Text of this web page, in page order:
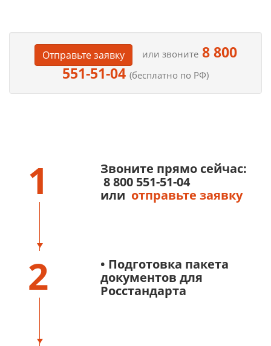
Отправьте заявку или звоните8 800
551-51-04 (бесплатно по РФ)
1
Звоните прямо сейчас:
8 800 551-51-04
или отправьте заявку
2
• Подготовка пакета
документов для
Росстандарта